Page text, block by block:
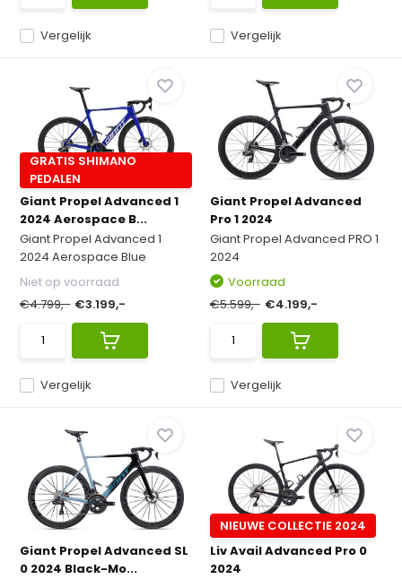
Vergelijk Vergelijk
GRATIS SHIMANO
PEDALEN
Giant Propel Advanced 1
2024 Aerospace B...
Giant Propel Advanced 1
2024 Aerospace Blue
Vergelijk
Niet op voorraad
€4.799,- €3.199,-
Giant Propel Advanced
Pro 1 2024
Giant Propel Advanced PRO 1
2024
Vergelijk
Voorraad
€5.599,- €4.199,-
Giant Propel Advanced SL
0 2024 Black-Mo...
NIEUWE COLLECTIE 2024
Liv Avail Advanced Pro 0
2024